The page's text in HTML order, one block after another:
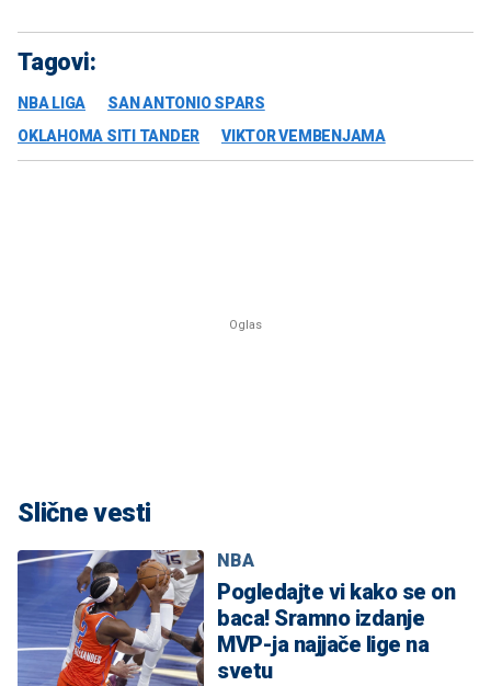
Tagovi:
NBA LIGA
SAN ANTONIO SPARS
OKLAHOMA SITI TANDER
VIKTOR VEMBENJAMA
Slične vesti
NBA
Pogledajte vi kako se on
baca! Sramno izdanje
MVP-ja najjače lige na
svetu